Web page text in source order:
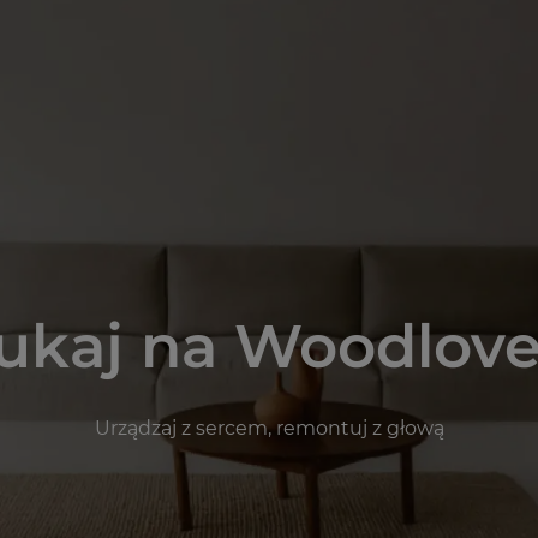
na
Urządzaj z sercem, remontuj z głową